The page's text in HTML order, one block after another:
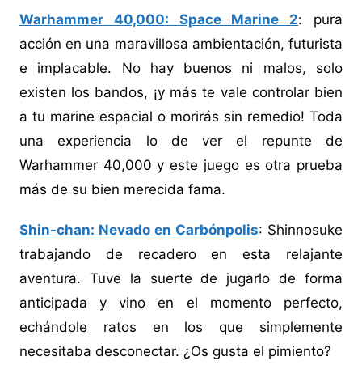
Warhammer 40,000: Space Marine 2: pura
acción en una maravillosa ambientación, futurista
e implacable. No hay buenos ni malos, solo
existen los bandos, ¡y más te vale controlar bien
a tu marine espacial o morirás sin remedio! Toda
una experiencia lo de ver el repunte de
Warhammer 40,000 y este juego es otra prueba
más de su bien merecida fama.
Shin-chan: Nevado en Carbónpolis: Shinnosuke
trabajando de recadero en esta relajante
aventura. Tuve la suerte de jugarlo de forma
anticipada y vino en el momento perfecto,
echándole ratos en los que simplemente
necesitaba desconectar. ¿Os gusta el pimiento?